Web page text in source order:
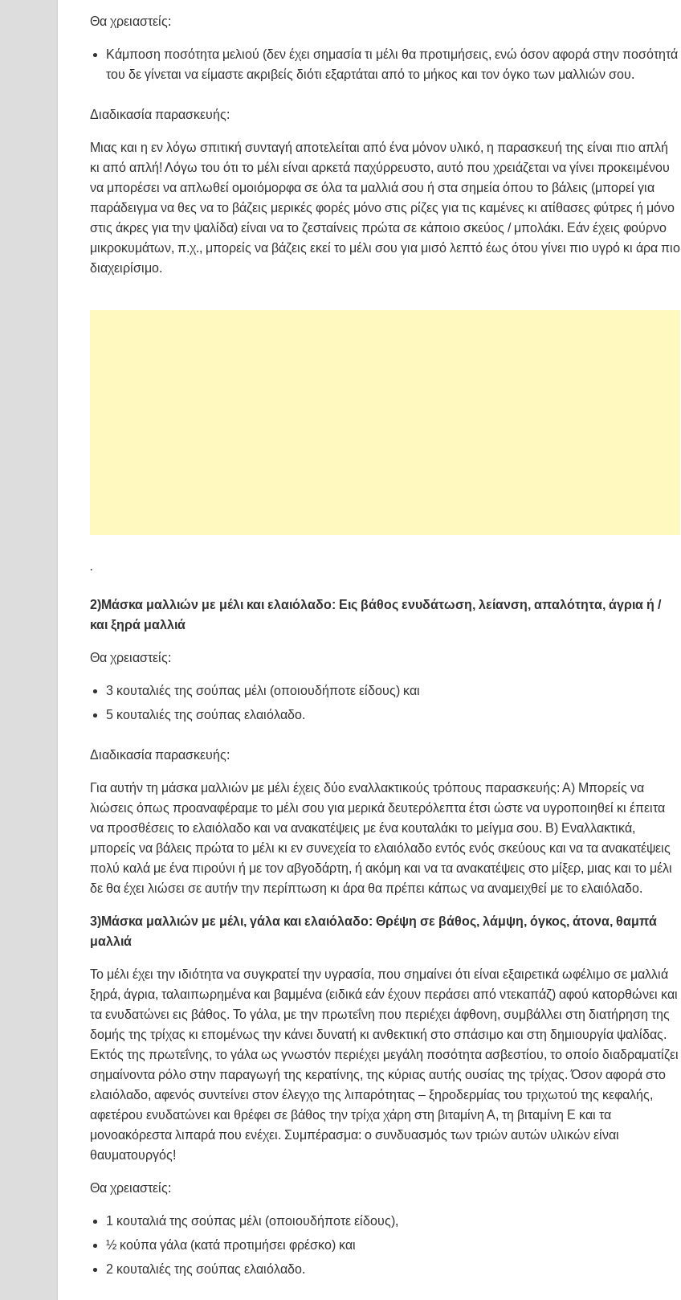
Θα χρειαστείς:
Κάμποση ποσότητα μελιού (δεν έχει σημασία τι μέλι θα προτιμήσεις, ενώ όσον αφορά στην ποσότητά
του δε γίνεται να είμαστε ακριβείς διότι εξαρτάται από το μήκος και τον όγκο των μαλλιών σου.
Διαδικασία παρασκευής:
Μιας και η εν λόγω σπιτική συνταγή αποτελείται από ένα μόνον υλικό, η παρασκευή της είναι πιο απλή
κι από απλή! Λόγω του ότι το μέλι είναι αρκετά παχύρρευστο, αυτό που χρειάζεται να γίνει προκειμένου
να μπορέσει να απλωθεί ομοιόμορφα σε όλα τα μαλλιά σου ή στα σημεία όπου το βάλεις (μπορεί για
παράδειγμα να θες να το βάζεις μερικές φορές μόνο στις ρίζες για τις καμένες κι ατίθασες φύτρες ή μόνο
στις άκρες για την ψαλίδα) είναι να το ζεσταίνεις πρώτα σε κάποιο σκεύος / μπολάκι. Εάν έχεις φούρνο
μικροκυμάτων, π.χ., μπορείς να βάζεις εκεί το μέλι σου για μισό λεπτό έως ότου γίνει πιο υγρό κι άρα πιο
διαχειρίσιμο.
.
2)Μάσκα μαλλιών με μέλι και ελαιόλαδο: Εις βάθος ενυδάτωση, λείανση, απαλότητα, άγρια ή /
και ξηρά μαλλιά
Θα χρειαστείς:
3 κουταλιές της σούπας μέλι (οποιουδήποτε είδους) και
5 κουταλιές της σούπας ελαιόλαδο.
Διαδικασία παρασκευής:
Για αυτήν τη μάσκα μαλλιών με μέλι έχεις δύο εναλλακτικούς τρόπους παρασκευής: Α) Μπορείς να
λιώσεις όπως προαναφέραμε το μέλι σου για μερικά δευτερόλεπτα έτσι ώστε να υγροποιηθεί κι έπειτα
να προσθέσεις το ελαιόλαδο και να ανακατέψεις με ένα κουταλάκι το μείγμα σου. Β) Εναλλακτικά,
μπορείς να βάλεις πρώτα το μέλι κι εν συνεχεία το ελαιόλαδο εντός ενός σκεύους και να τα ανακατέψεις
πολύ καλά με ένα πιρούνι ή με τον αβγοδάρτη, ή ακόμη και να τα ανακατέψεις στο μίξερ, μιας και το μέλι
δε θα έχει λιώσει σε αυτήν την περίπτωση κι άρα θα πρέπει κάπως να αναμειχθεί με το ελαιόλαδο.
3)Μάσκα μαλλιών με μέλι, γάλα και ελαιόλαδο: Θρέψη σε βάθος, λάμψη, όγκος, άτονα, θαμπά
μαλλιά
Το μέλι έχει την ιδιότητα να συγκρατεί την υγρασία, που σημαίνει ότι είναι εξαιρετικά ωφέλιμο σε μαλλιά
ξηρά, άγρια, ταλαιπωρημένα και βαμμένα (ειδικά εάν έχουν περάσει από ντεκαπάζ) αφού κατορθώνει και
τα ενυδατώνει εις βάθος. Το γάλα, με την πρωτεΐνη που περιέχει άφθονη, συμβάλλει στη διατήρηση της
δομής της τρίχας κι επομένως την κάνει δυνατή κι ανθεκτική στο σπάσιμο και στη δημιουργία ψαλίδας.
Εκτός της πρωτεΐνης, το γάλα ως γνωστόν περιέχει μεγάλη ποσότητα ασβεστίου, το οποίο διαδραματίζει
σημαίνοντα ρόλο στην παραγωγή της κερατίνης, της κύριας αυτής ουσίας της τρίχας. Όσον αφορά στο
ελαιόλαδο, αφενός συντείνει στον έλεγχο της λιπαρότητας – ξηροδερμίας του τριχωτού της κεφαλής,
αφετέρου ενυδατώνει και θρέφει σε βάθος την τρίχα χάρη στη βιταμίνη Α, τη βιταμίνη Ε και τα
μονοακόρεστα λιπαρά που ενέχει. Συμπέρασμα: ο συνδυασμός των τριών αυτών υλικών είναι
θαυματουργός!
Θα χρειαστείς:
1 κουταλιά της σούπας μέλι (οποιουδήποτε είδους),
½ κούπα γάλα (κατά προτιμήσει φρέσκο) και
2 κουταλιές της σούπας ελαιόλαδο.